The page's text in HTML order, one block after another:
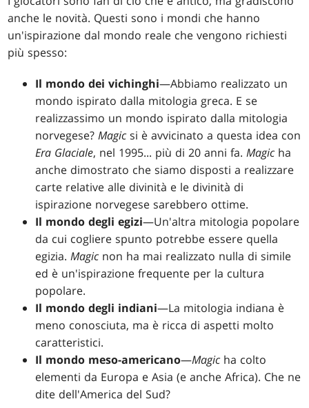
anche le novità. Questi sono i mondi che hanno
un'ispirazione dal mondo reale che vengono richiesti
più spesso:
Il mondo dei vichinghi—Abbiamo realizzato un
mondo ispirato dalla mitologia greca. E se
realizzassimo un mondo ispirato dalla mitologia
norvegese?Magic si è avvicinato a questa idea con
Era Glaciale, nel 1995... più di 20 anni fa.Magic ha
anche dimostrato che siamo disposti a realizzare
carte relative alle divinità e le divinità di
ispirazione norvegese sarebbero ottime.
Il mondo degli egizi—Un'altra mitologia popolare
da cui cogliere spunto potrebbe essere quella
egizia.Magic non ha mai realizzato nulla di simile
ed è un'ispirazione frequente per la cultura
popolare.
Il mondo degli indiani—La mitologia indiana è
meno conosciuta, ma è ricca di aspetti molto
caratteristici.
Il mondo meso-americano—Magic ha colto
elementi da Europa e Asia (e anche Africa). Che ne
dite dell'America del Sud?